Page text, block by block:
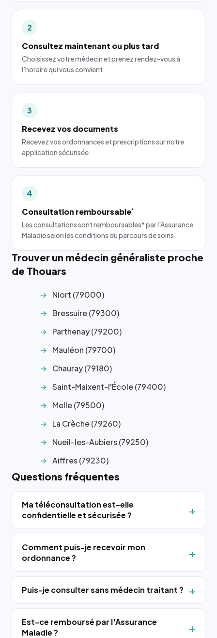
2
Consultez maintenant ou plus tard
Choisissez votre médecin et prenez rendez-vous à
l'horaire qui vous convient.
3
Recevez vos documents
Recevez vos ordonnances et prescriptions sur notre
application sécurisée.
4
Consultation remboursable*
Les consultations sont remboursables* par l'Assurance
Maladie selon les conditions du parcours de soins.
Trouver un médecin généraliste proche
de Thouars
Niort (79000)
Bressuire (79300)
Parthenay (79200)
Mauléon (79700)
Chauray (79180)
Saint-Maixent-l'École (79400)
Melle (79500)
La Crèche (79260)
Nueil-les-Aubiers (79250)
Aiffres (79230)
Questions fréquentes
Ma téléconsultation est-elle
confidentielle et sécurisée ?
Comment puis-je recevoir mon
ordonnance ?
Puis-je consulter sans médecin traitant ?
Est-ce remboursé par l'Assurance
Maladie ?